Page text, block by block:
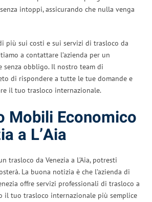
intoppi, assicurando che nulla venga
più sui costi e sui servizi di trasloco da
a contattare l’azienda per un
obbligo. Il nostro team di
di rispondere a tutte le tue domande e
il tuo trasloco internazionale.
Mobili Economico
a L’Aia
trasloco da Venezia a L’Aia, potresti
La buona notizia è che l’azienda di
offre servizi professionali di trasloco a
il tuo trasloco internazionale più semplice